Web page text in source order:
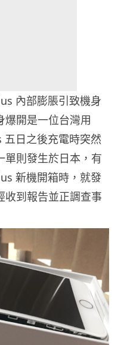
內部膨脹引致機身
爆開是一位台灣用
日之後充電時突然
單則發生於日本，有
新機開箱時，就發
收到報告並正調查事